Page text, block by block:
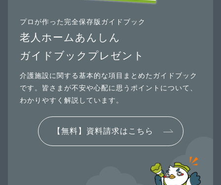
プロが作った完全保存版ガイドブック
老人ホームあんしん
ガイドブックプレゼント
介護施設に関する基本的な項目まとめたガイドブック
です。皆さまが不安や心配に思うポイントについて、
わかりやすく解説しています。
【無料】資料請求はこちら